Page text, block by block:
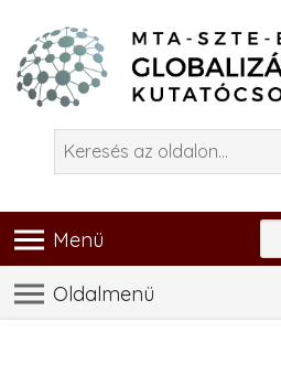
Menü
Oldalmenü